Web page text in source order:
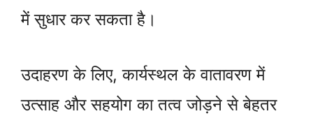
में सुधार कर सकता है।
उदाहरण के लिए, कार्यस्थल के वातावरण में
उत्साह और सहयोग का तत्व जोड़ने से बेहतर